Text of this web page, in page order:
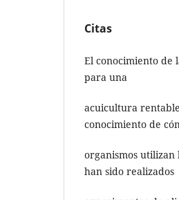
Citas
El conocimiento de
para una
acuicultura
conocimiento de
organismos utilizan
han sido realizados